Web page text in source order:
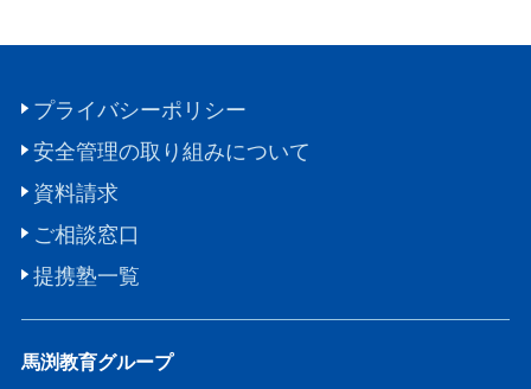
プライバシーポリシー
安全管理の取り組みについて
資料請求
ご相談窓口
提携塾一覧
馬渕教育グループ